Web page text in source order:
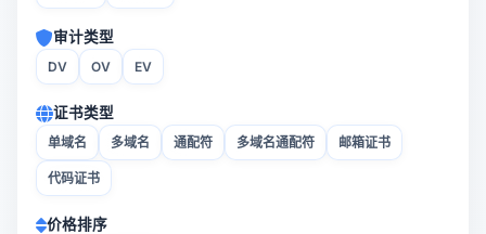
SSL工具
常见问题
货币
审计类型
DV OV EV
证书类型
单域名 多域名 通配符 多域名通配符 邮箱证书
代码证书
价格排序